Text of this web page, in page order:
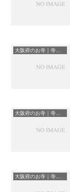
大阪府のお寺｜寺院一覧
大阪府のお寺｜寺院一覧
大阪府のお寺｜寺院一覧